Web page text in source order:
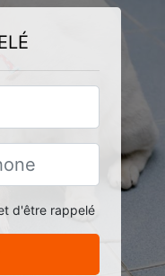
d'être rappelé